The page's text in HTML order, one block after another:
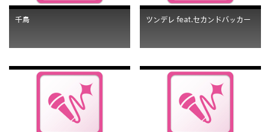
千鳥 ツンデレ feat.セカンドバッカー